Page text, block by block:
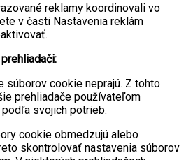
reklamy koordinovali vo
v časti Nastavenia reklám
súborov cookie neprajú. Z tohto
prehliadače používateľom
svojich potrieb.
cookie obmedzujú alebo
skontrolovať nastavenia súborov